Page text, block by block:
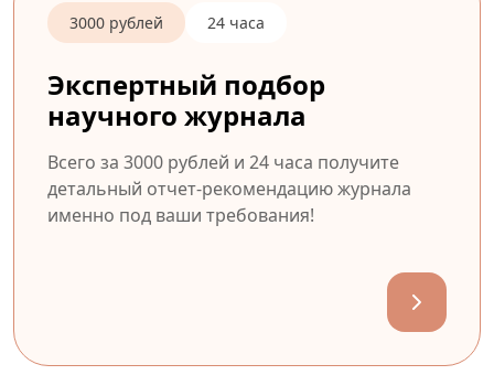
3000 рублей 24 часа
Экспертный подбор
научного журнала
Всего за 3000 рублей и 24 часа получите
детальный отчет-рекомендацию журнала
именно под ваши требования!